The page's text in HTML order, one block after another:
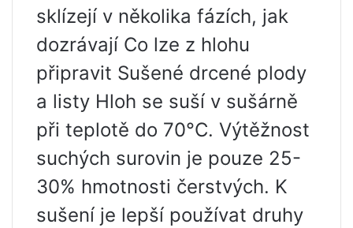
sklízejí v několika fázích, jak
dozrávají Co lze z hlohu
připravit Sušené drcené plody
a listy Hloh se suší v sušárně
při teplotě do 70°C. Výtěžnost
suchých surovin je pouze 25-
30% hmotnosti čerstvých. K
sušení je lepší používat druhy